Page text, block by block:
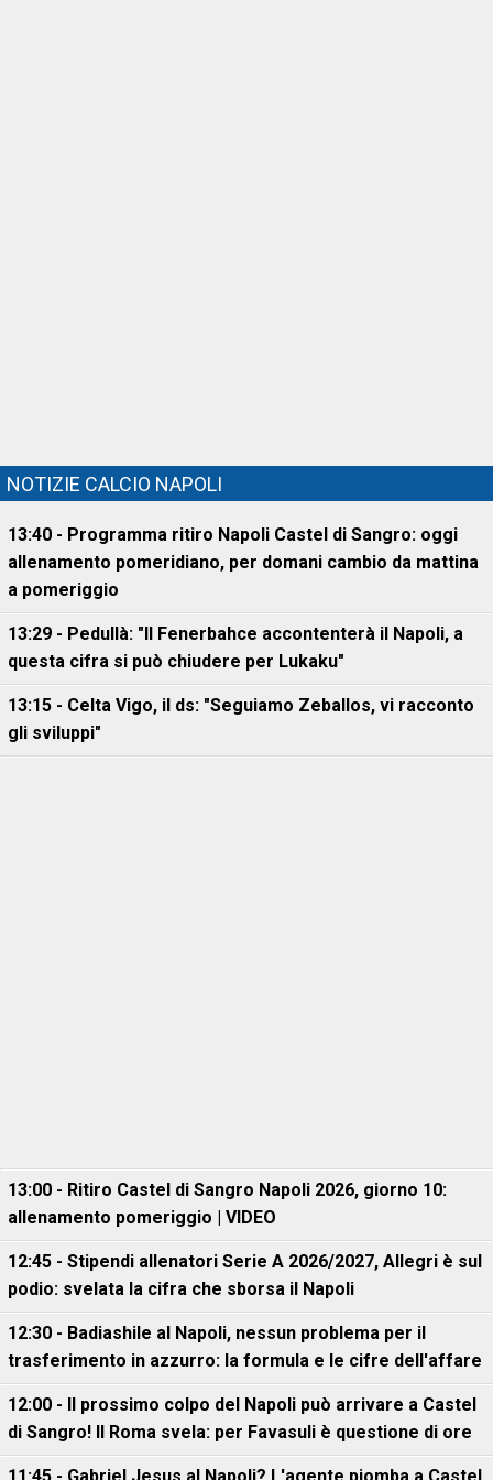
NOTIZIE CALCIO NAPOLI
13:40 - Programma ritiro Napoli Castel di Sangro: oggi
allenamento pomeridiano, per domani cambio da mattina
a pomeriggio
13:29 - Pedullà: "Il Fenerbahce accontenterà il Napoli, a
questa cifra si può chiudere per Lukaku"
13:15 - Celta Vigo, il ds: "Seguiamo Zeballos, vi racconto
gli sviluppi"
13:00 - Ritiro Castel di Sangro Napoli 2026, giorno 10:
allenamento pomeriggio | VIDEO
12:45 - Stipendi allenatori Serie A 2026/2027, Allegri è sul
podio: svelata la cifra che sborsa il Napoli
12:30 - Badiashile al Napoli, nessun problema per il
trasferimento in azzurro: la formula e le cifre dell'affare
12:00 - Il prossimo colpo del Napoli può arrivare a Castel
di Sangro! Il Roma svela: per Favasuli è questione di ore